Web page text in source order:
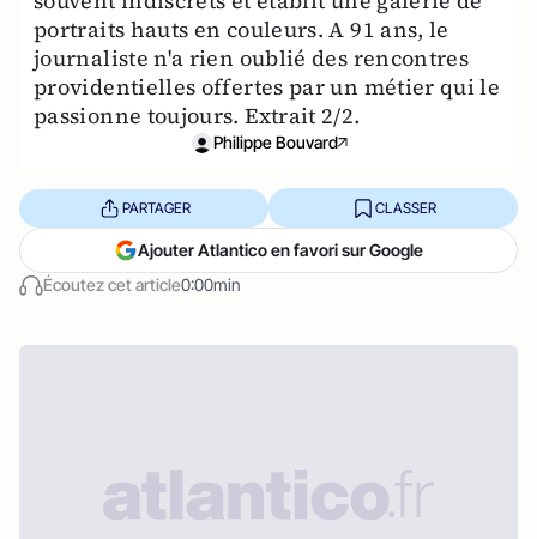
portraits hauts en couleurs. A 91 ans, le
journaliste n'a rien oublié des rencontres
providentielles offertes par un métier qui le
passionne toujours. Extrait 2/2.
Philippe Bouvard
Écoutez cet article0:00min
PARTAGER CLASSER
Ajouter Atlantico en favori sur Google